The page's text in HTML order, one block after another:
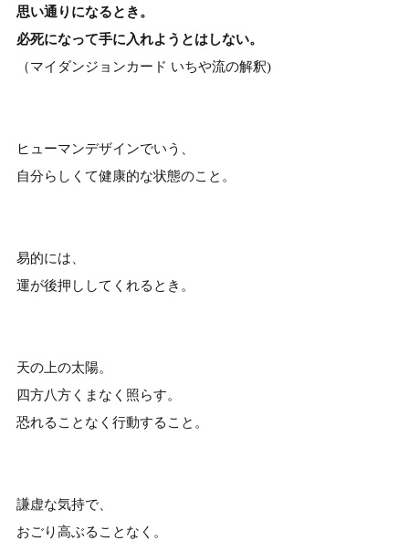
思い通りになるとき。
必死になって手に入れようとはしない。
（マイダンジョンカード いちや流の解釈)
ヒューマンデザインでいう、
自分らしくて健康的な状態のこと。
易的には、
運が後押ししてくれるとき。
天の上の太陽。
四方八方くまなく照らす。
恐れることなく行動すること。
謙虚な気持で、
おごり高ぶることなく。